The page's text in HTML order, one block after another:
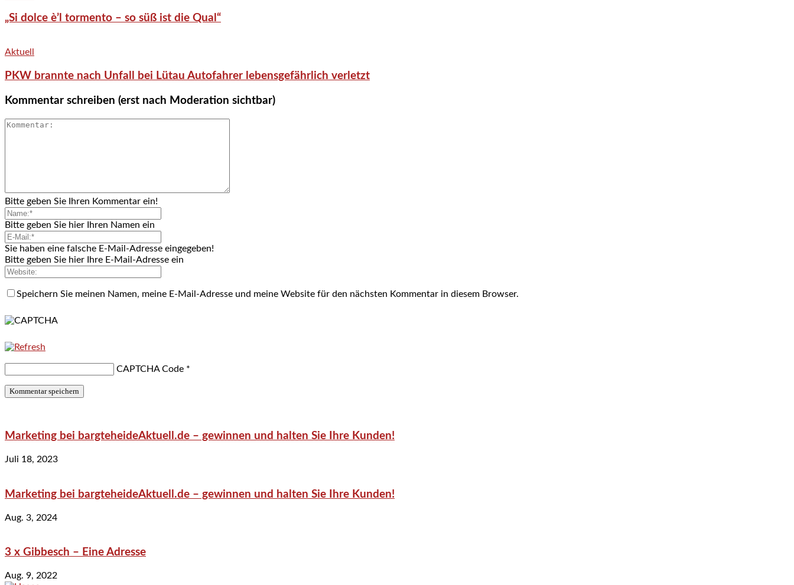
„Si dolce è’l tormento – so süß ist die Qual“
Aktuell
PKW brannte nach Unfall bei Lütau Autofahrer lebensgefährlich verletzt
Kommentar schreiben (erst nach Moderation sichtbar)
Bitte geben Sie Ihren Kommentar ein!
Bitte geben Sie hier Ihren Namen ein
Sie haben eine falsche E-Mail-Adresse eingegeben!
Bitte geben Sie hier Ihre E-Mail-Adresse ein
Speichern Sie meinen Namen, meine E-Mail-Adresse und meine Website für den nächsten Kommentar in diesem Browser.
CAPTCHA Code *
Marketing bei bargteheideAktuell.de – gewinnen und halten Sie Ihre Kunden!
Juli 18, 2023
Marketing bei bargteheideAktuell.de – gewinnen und halten Sie Ihre Kunden!
Aug. 3, 2024
3 x Gibbesch – Eine Adresse
Aug. 9, 2022